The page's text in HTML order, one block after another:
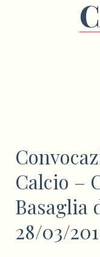
Calcio –
Basaglia
28/03/